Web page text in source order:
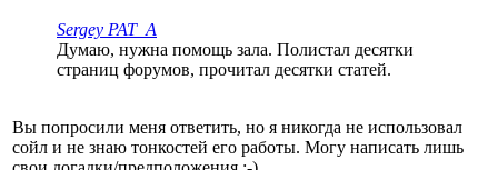
Sergey PAT_A
Думаю, нужна помощь зала. Полистал десятки
страниц форумов, прочитал десятки статей.
Вы попросили меня ответить, но я никогда не использовал
сойл и не знаю тонкостей его работы. Могу написать лишь